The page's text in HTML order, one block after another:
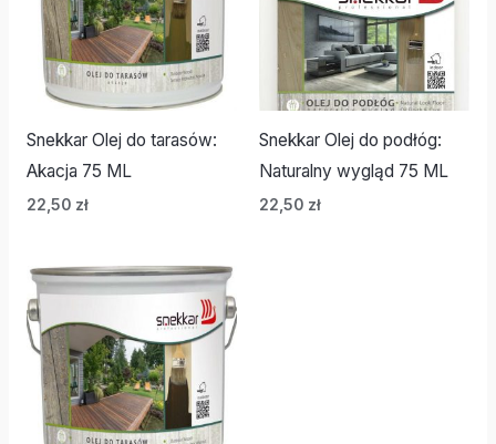
Snekkar Olej do tarasów:
Akacja 75 ML
22,50 zł
Snekkar Olej do podłóg:
Naturalny wygląd 75 ML
22,50 zł